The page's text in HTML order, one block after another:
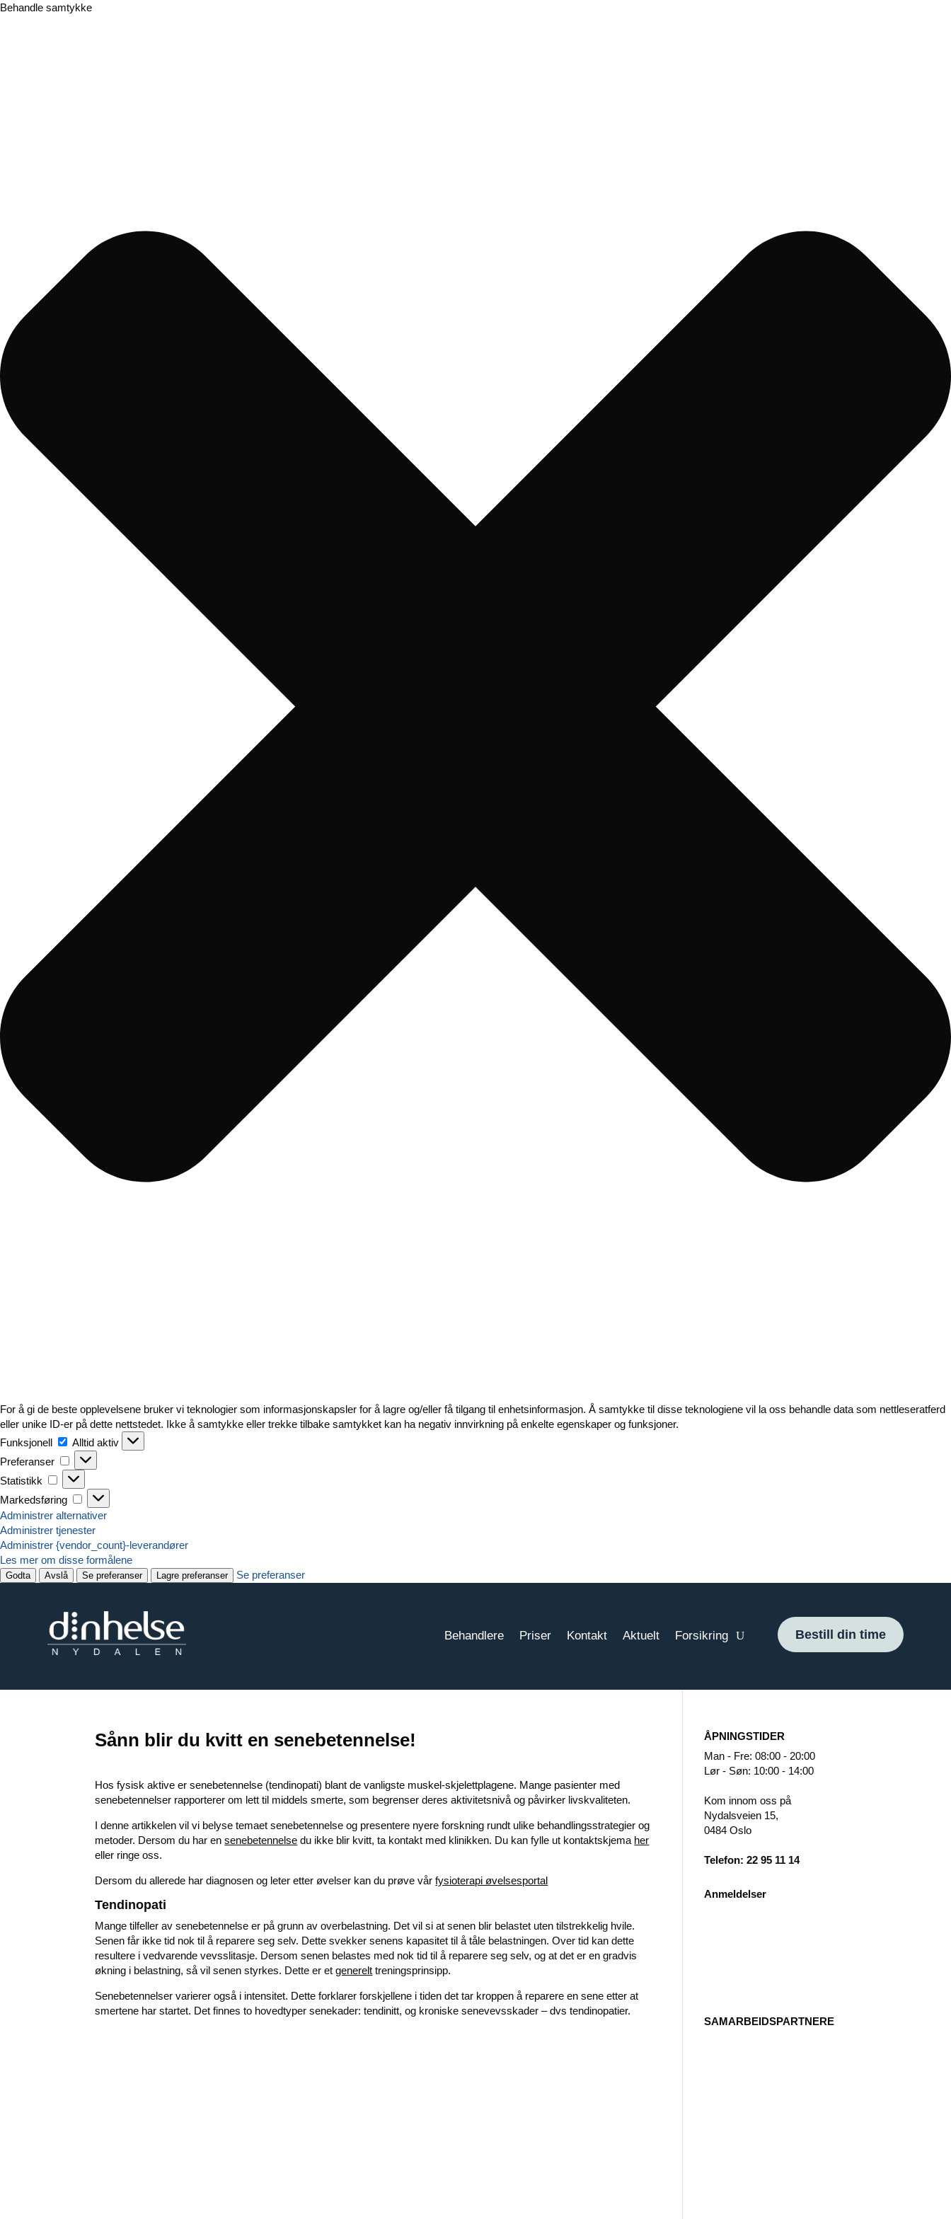
Behandle samtykke
For å gi de beste opplevelsene bruker vi teknologier som informasjonskapsler for å lagre og/eller få tilgang til enhetsinformasjon. Å samtykke til disse teknologiene vil la oss behandle data som nettleseratferd
eller unike ID-er på dette nettstedet. Ikke å samtykke eller trekke tilbake samtykket kan ha negativ innvirkning på enkelte egenskaper og funksjoner.
Funksjonell
Funksjonell
Alltid aktiv
Preferanser
Preferanser
Statistikk
Statistikk
Markedsføring
Markedsføring
Administrer alternativer
Administrer tjenester
Administrer {vendor_count}-leverandører
Les mer om disse formålene
Godta Avslå Se preferanser Lagre preferanser Se preferanser
Behandlere Priser Kontakt Aktuelt Forsikring Bestill din time
Sånn blir du kvitt en senebetennelse!
Hos fysisk aktive er senebetennelse (tendinopati) blant de vanligste muskel-skjelettplagene. Mange pasienter med
senebetennelser rapporterer om lett til middels smerte, som begrenser deres aktivitetsnivå og påvirker livskvaliteten.
I denne artikkelen vil vi belyse temaet senebetennelse og presentere nyere forskning rundt ulike behandlingsstrategier og
metoder. Dersom du har ensenebetennelse du ikke blir kvitt, ta kontakt med klinikken. Du kan fylle ut kontaktskjema her
eller ringe oss.
Dersom du allerede har diagnosen og leter etter øvelser kan du prøve vårfysioterapi øvelsesportal
Tendinopati
Mange tilfeller av senebetennelse er på grunn av overbelastning. Det vil si at senen blir belastet uten tilstrekkelig hvile.
Senen får ikke tid nok til å reparere seg selv. Dette svekker senens kapasitet til å tåle belastningen. Over tid kan dette
resultere i vedvarende vevsslitasje. Dersom senen belastes med nok tid til å reparere seg selv, og at det er en gradvis
økning i belastning, så vil senen styrkes. Dette er etgenerelt treningsprinsipp.
Senebetennelser varierer også i intensitet. Dette forklarer forskjellene i tiden det tar kroppen å reparere en sene etter at
smertene har startet. Det finnes to hovedtyper senekader: tendinitt, og kroniske senevevsskader – dvs tendinopatier.
ÅPNINGSTIDER
Man - Fre: 08:00 - 20:00
Lør - Søn: 10:00 - 14:00
Kom innom oss på
Nydalsveien 15,
0484 Oslo
Telefon: 22 95 11 14
Anmeldelser
SAMARBEIDSPARTNERE